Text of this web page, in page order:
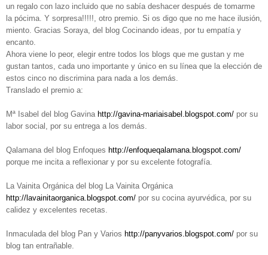
un regalo con lazo incluido que no sabía deshacer después de tomarme
la pócima. Y sorpresa!!!!!, otro premio. Si os digo que no me hace ilusión,
miento. Gracias Soraya, del blog Cocinando ideas, por tu empatía y
encanto.
Ahora viene lo peor, elegir entre todos los blogs que me gustan y me
gustan tantos, cada uno importante y único en su línea que la elección de
estos cinco no discrimina para nada a los demás.
Translado el premio a:
Mª Isabel del blog Gavina http://gavina-mariaisabel.blogspot.com/ por su
labor social, por su entrega a los demás.
Qalamana del blog Enfoques http://enfoqueqalamana.blogspot.com/
porque me incita a reflexionar y por su excelente fotografía.
La Vainita Orgánica del blog La Vainita Orgánica
http://lavainitaorganica.blogspot.com/ por su cocina ayurvédica, por su
calidez y excelentes recetas.
Inmaculada del blog Pan y Varios http://panyvarios.blogspot.com/ por su
blog tan entrañable.